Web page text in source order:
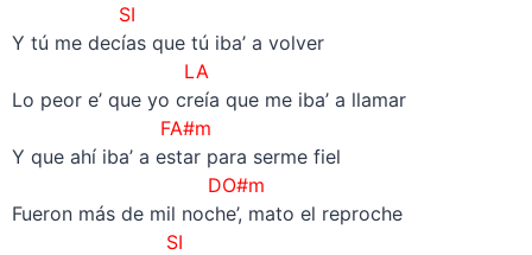
SI
Y tú me decías que tú iba’ a volver
LA
Lo peor e’ que yo creía que me iba’ a llamar
FA#m
Y que ahí iba’ a estar para serme fiel
DO#m
Fueron más de mil noche’, mato el reproche
SI